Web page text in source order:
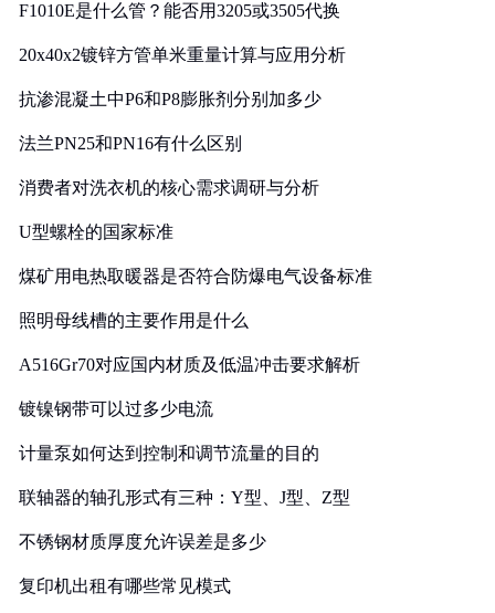
F1010E是什么管？能否用3205或3505代换
20x40x2镀锌方管单米重量计算与应用分析
抗渗混凝土中P6和P8膨胀剂分别加多少
法兰PN25和PN16有什么区别
消费者对洗衣机的核心需求调研与分析
U型螺栓的国家标准
煤矿用电热取暖器是否符合防爆电气设备标准
照明母线槽的主要作用是什么
A516Gr70对应国内材质及低温冲击要求解析
镀镍钢带可以过多少电流
计量泵如何达到控制和调节流量的目的
联轴器的轴孔形式有三种：Y型、J型、Z型
不锈钢材质厚度允许误差是多少
复印机出租有哪些常见模式